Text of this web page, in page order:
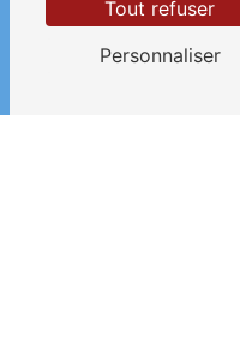
Tout refuser
Personnaliser